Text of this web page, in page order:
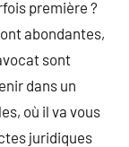
première ?
abondantes,
sont
dans un
où il va vous
juridiques